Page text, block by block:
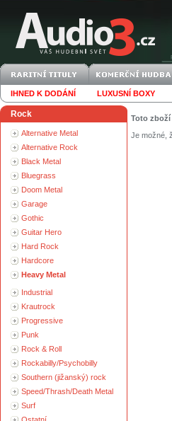
IHNED K DODÁNÍ LUXUSNÍ BOXY
Rock
Alternative Metal
Alternative Rock
Black Metal
Bluegrass
Doom Metal
Garage
Gothic
Guitar Hero
Hard Rock
Hardcore
Heavy Metal
Industrial
Krautrock
Progressive
Punk
Rock & Roll
Rockabilly/Psychobilly
Southern (jižanský) rock
Speed/Thrash/Death Metal
Surf
Toto
Je možné,